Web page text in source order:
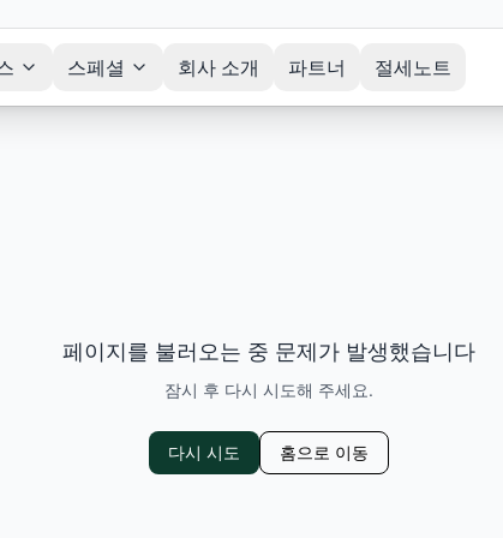
스페셜 회사 소개 파트너 절세노트
페이지를 불러오는 중 문제가 발생했습니다
잠시 후 다시 시도해 주세요.
다시 시도 홈으로 이동